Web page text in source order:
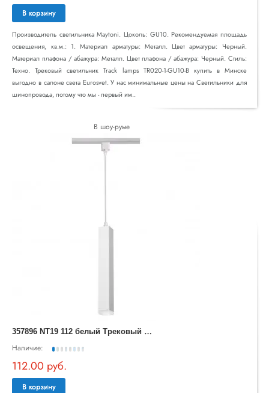
В корзину
Производитель светильника Maytoni. Цоколь: GU10. Рекомендуемая площадь
освещения, кв.м.: 1. Материал арматуры: Металл. Цвет арматуры: Черный.
Материал плафона / абажура: Металл. Цвет плафона / абажура: Черный. Стиль:
Техно. Трековый светильник Track lamps TR020-1-GU10-B купить в Минске
выгодно в салоне света Eurosvet. У нас минимальные цены на Светильники для
шинопровода, потому что мы - первый им..
В шоу-руме
3
57896 NT19 112 белый Трековый светильник IP20 LED 3000K 12W 160-265V MODO
Наличие:
112.00 руб.
В корзину